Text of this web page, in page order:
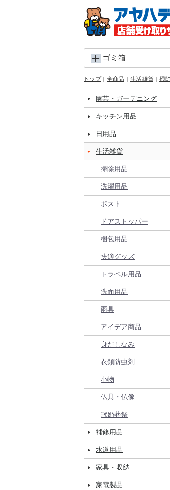
ゴミ箱
トップ 全商品 生活雑貨 掃
園芸・ガーデニング
キッチン用品
日用品
生活雑貨
掃除用品
洗濯用品
ポスト
ドアストッパー
梱包用品
快適グッズ
トラベル用品
洗面用品
雨具
アイデア商品
身だしなみ
衣類防虫剤
小物
仏具・仏像
冠婚葬祭
補修用品
水道用品
家具・収納
家電製品